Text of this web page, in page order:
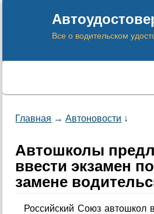
Все о водительском
Главная →Автоновости ↓
Автошколы
ввести экзамен
замене
Российский Союз автошкол